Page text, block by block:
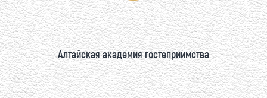
Алтайская академия гостеприимства